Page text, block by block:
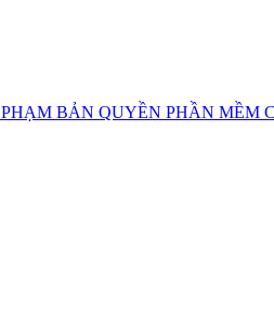
BẢN QUYỀN PHẦN MỀM